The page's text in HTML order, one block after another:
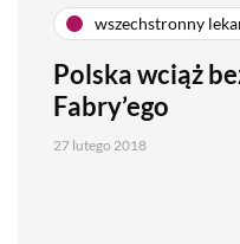
wszechstronny
Polska wciąż
Fabry’ego
27 lutego 2018